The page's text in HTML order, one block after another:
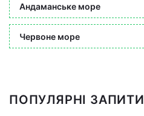
Андаманське море
Червоне море
ПОПУЛЯРНІ ЗАПИТИ